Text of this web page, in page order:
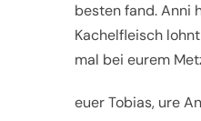
besten fand. Anni
Kachelfleisch
mal bei eurem
euer Tobias, ure